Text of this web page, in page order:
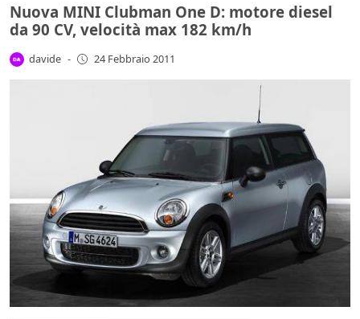
Nuova MINI Clubman One D: motore diesel
da 90 CV, velocità max 182 km/h
davide - 24 Febbraio 2011